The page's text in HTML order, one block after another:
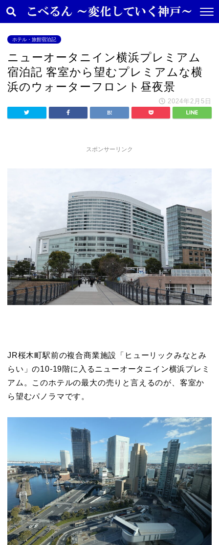
ホテル・旅館宿泊記
ニューオータニイン横浜プレミアム
宿泊記 客室から望むプレミアムな横
浜のウォーターフロント昼夜景
2024年2月5日
スポンサーリンク
JR桜木町駅前の複合商業施設「ヒューリックみなとみ
らい」の10-19階に入るニューオータニイン横浜プレミ
アム。このホテルの最大の売りと言えるのが、客室か
ら望むパノラマです。